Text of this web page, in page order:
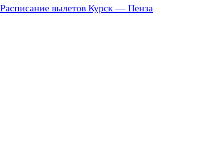
Расписание вылетов Курск — Пенза